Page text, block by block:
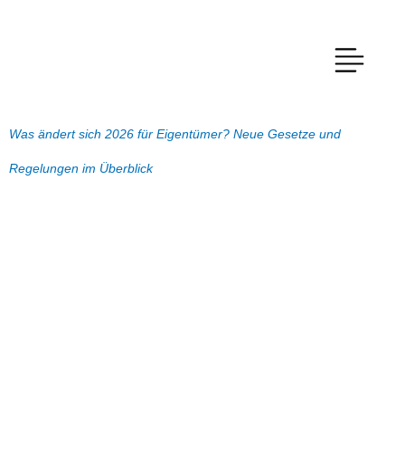
Was ändert sich 2026 für Eigentümer? Neue Gesetze und
Regelungen im Überblick